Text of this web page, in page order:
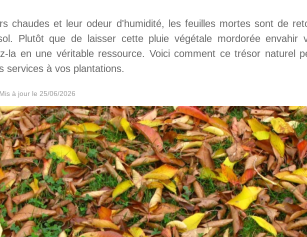
chaudes et leur odeur d'humidité, les feuilles mortes sont de
Plutôt que de laisser cette pluie végétale mordorée envahir
la en une véritable ressource. Voici comment ce trésor naturel
services à vos plantations.
Mis à jour le 25/06/2026